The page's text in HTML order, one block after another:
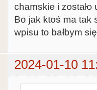
chamskie i zostało
Bo jak ktoś ma tak
wpisu to bałbym
2024-01-10